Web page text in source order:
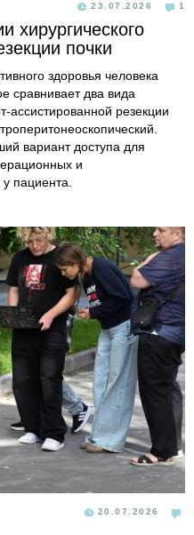
23.07.2026 1
хирургического
почки
здоровья человека
сравнивает два вида
ассистированной резекции
вариант доступа для
и
пациента.
20.07.2026